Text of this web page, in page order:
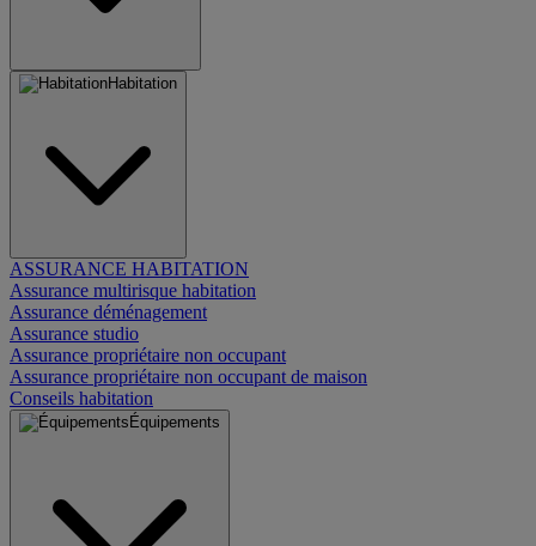
Habitation
ASSURANCE HABITATION
Assurance multirisque habitation
Assurance déménagement
Assurance studio
Assurance propriétaire non occupant
Assurance propriétaire non occupant de maison
Conseils habitation
Équipements